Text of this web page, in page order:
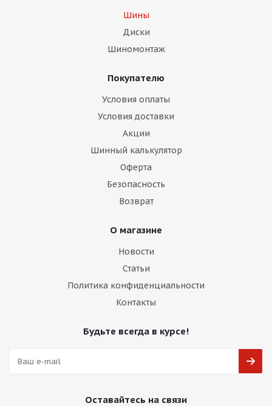
Шины
Диски
Шиномонтаж
Покупателю
Условия оплаты
Условия доставки
Акции
Шинный калькулятор
Оферта
Безопасность
Возврат
О магазине
Новости
Статьи
Политика конфиденциальности
Контакты
Будьте всегда в курсе!
Оставайтесь на связи